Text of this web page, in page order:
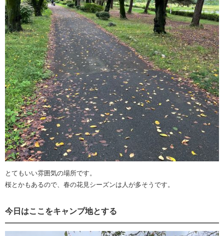
とてもいい雰囲気の場所です。
桜とかもあるので、春の花見シーズンは人が多そうです。
今日はここをキャンプ地とする